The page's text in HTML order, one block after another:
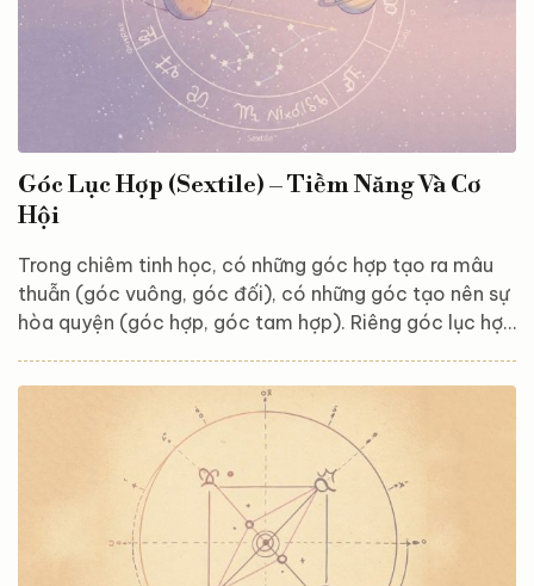
Góc Lục Hợp (Sextile) – Tiềm Năng Và Cơ
Hội
Trong chiêm tinh học, có những góc hợp tạo ra mâu
thuẫn (góc vuông, góc đối), có những góc tạo nên sự
hòa quyện (góc hợp, góc tam hợp). Riêng góc lục hợp
bắt nếu chú ý. Góc lục hợp là gì? Góc lục hợp
(sextile) xảy ra khi hai hành tinh cách nhau khoảng 60
độ trên vòng tròn hoàng đạo. Các hành tinh này
thường nằm trong những cung hoàng đạo thuộc